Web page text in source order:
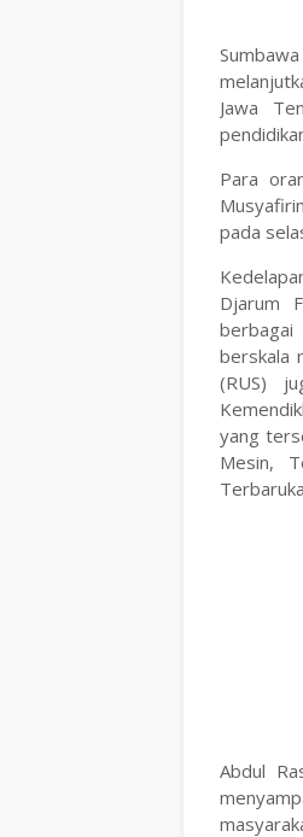
Jawa
Para
pada
Djarum
berbagai
berskala
(RUS)
yang
Mesin,
Abdul